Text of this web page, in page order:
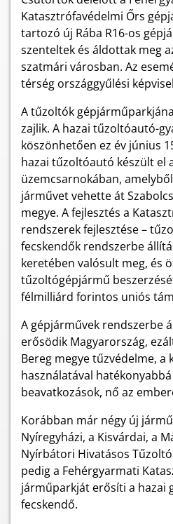
Katasztrófavédelmi Őrs
tartozó új Rába R16-os
szenteltek és áldottak meg
szatmári városban. Az
térség országgyűlési
A tűzoltók
zajlik. A hazai tűzoltóautó-
köszönhetően ez év június
hazai tűzoltóautó készült el
üzemcsarnokában,
járművet vehette át
megye. A fejlesztés a
rendszerek fejlesztése –
fecskendők rendszerbe
keretében valósult meg, és
tűzoltógépjármű
félmilliárd forintos uniós
A gépjárművek rendszerbe
erősödik Magyarország,
Bereg megye tűzvédelme, a
használatával
beavatkozások, nő az
Korábban már négy új
Nyíregyházi, a Kisvárdai, a
Nyírbátori Hivatásos
pedig a Fehérgyarmati
járműparkját erősíti a hazai
fecskendő.